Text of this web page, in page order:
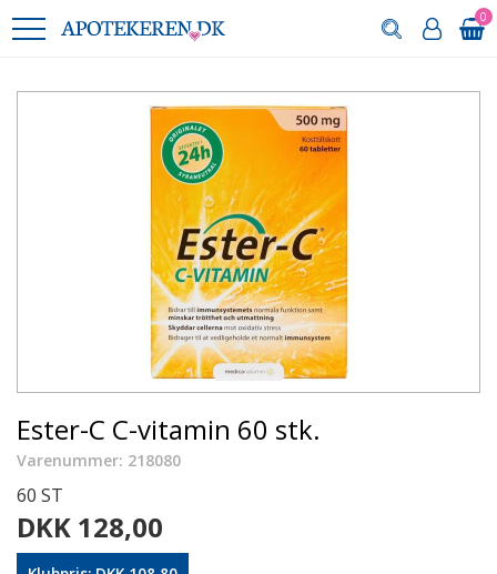
0
Ester-C C-vitamin 60 stk.
Varenummer: 218080
60 ST
DKK 128,00